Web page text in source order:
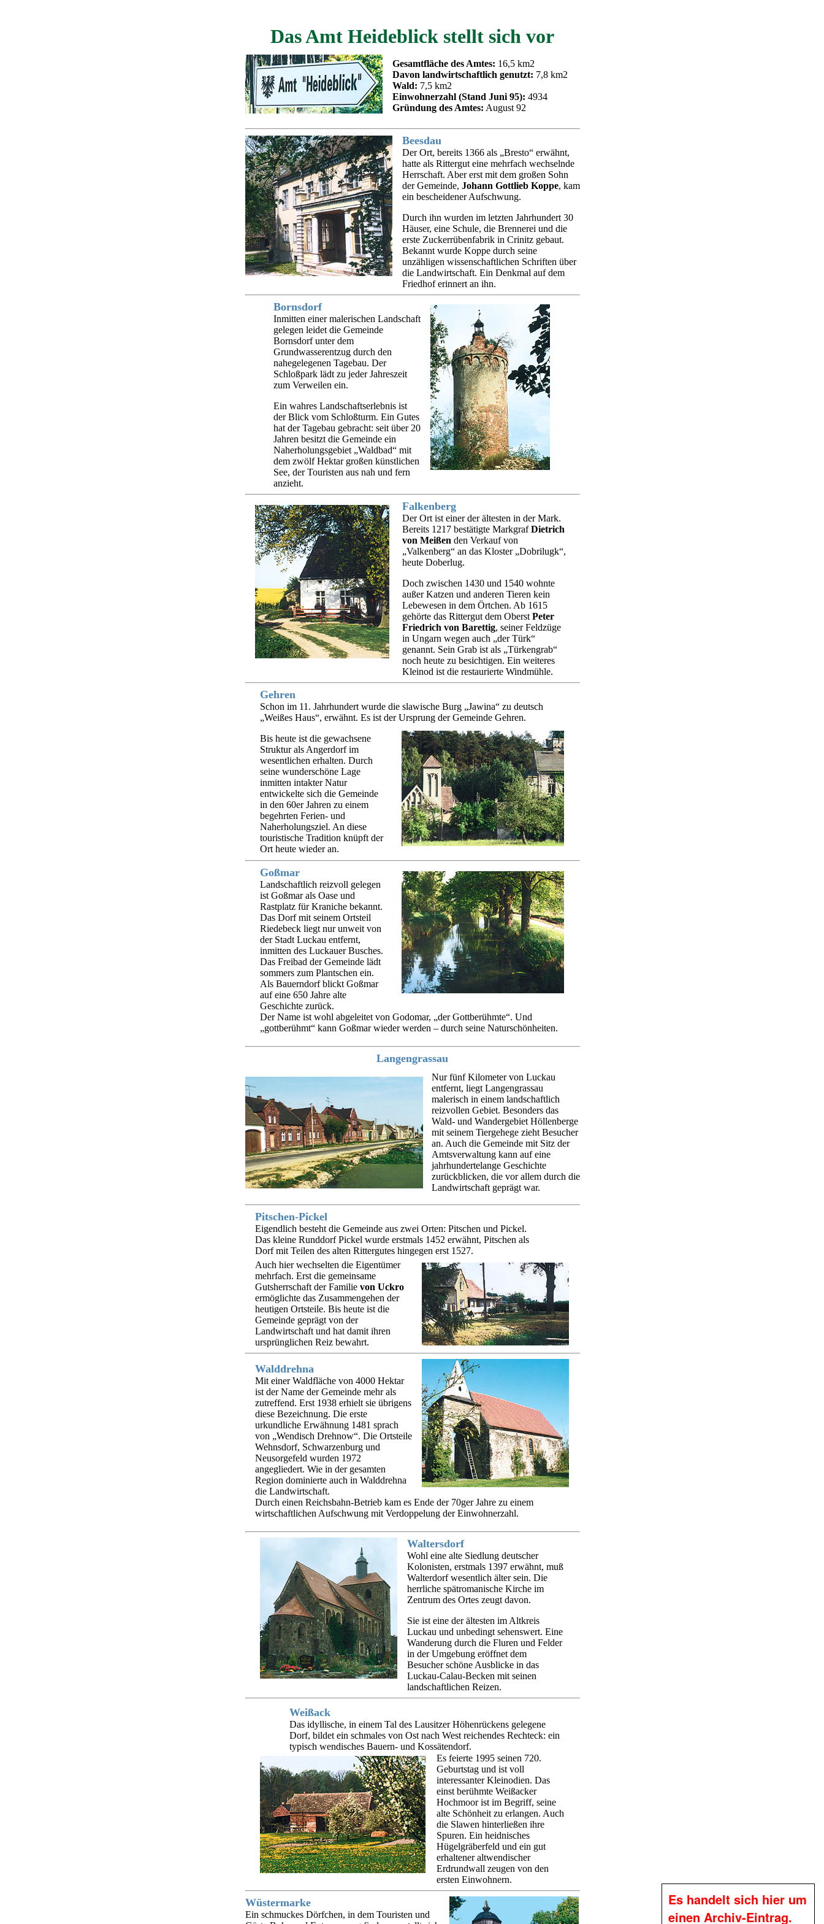
Das Amt Heideblick stellt sich vor
Gesamtfläche des Amtes: 16,5 km2
Davon landwirtschaftlich genutzt: 7,8 km2
Wald: 7,5 km2
Einwohnerzahl (Stand Juni 95): 4934
Gründung des Amtes: August 92
Beesdau
Der Ort, bereits 1366 als „Bresto“ erwähnt,
hatte als Rittergut eine mehrfach wechselnde
Herrschaft. Aber erst mit dem großen Sohn
der Gemeinde, Johann Gottlieb Koppe, kam
ein bescheidener Aufschwung.
Durch ihn wurden im letzten Jahrhundert 30
Häuser, eine Schule, die Brennerei und die
erste Zuckerrübenfabrik in Crinitz gebaut.
Bekannt wurde Koppe durch seine
unzähligen wissenschaftlichen Schriften über
die Landwirtschaft. Ein Denkmal auf dem
Friedhof erinnert an ihn.
Bornsdorf
Inmitten einer malerischen Landschaft
gelegen leidet die Gemeinde
Bornsdorf unter dem
Grundwasserentzug durch den
nahegelegenen Tagebau. Der
Schloßpark lädt zu jeder Jahreszeit
zum Verweilen ein.
Ein wahres Landschaftserlebnis ist
der Blick vom Schloßturm. Ein Gutes
hat der Tagebau gebracht: seit über 20
Jahren besitzt die Gemeinde ein
Naherholungsgebiet „Waldbad“ mit
dem zwölf Hektar großen künstlichen
See, der Touristen aus nah und fern
anzieht.
Falkenberg
Der Ort ist einer der ältesten in der Mark.
Bereits 1217 bestätigte MarkgrafDietrich
von Meißen den Verkauf von
„Valkenberg“ an das Kloster „Dobrilugk“,
heute Doberlug.
Doch zwischen 1430 und 1540 wohnte
außer Katzen und anderen Tieren kein
Lebewesen in dem Örtchen. Ab 1615
gehörte das Rittergut dem Oberst Peter
Friedrich von Barettig, seiner Feldzüge
in Ungarn wegen auch „der Türk“
genannt. Sein Grab ist als „Türkengrab“
noch heute zu besichtigen. Ein weiteres
Kleinod ist die restaurierte Windmühle.
Gehren
Schon im 11. Jahrhundert wurde die slawische Burg „Jawina“ zu deutsch
„Weißes Haus“, erwähnt. Es ist der Ursprung der Gemeinde Gehren.
Bis heute ist die gewachsene
Struktur als Angerdorf im
wesentlichen erhalten. Durch
seine wunderschöne Lage
inmitten intakter Natur
entwickelte sich die Gemeinde
in den 60er Jahren zu einem
begehrten Ferien- und
Naherholungsziel. An diese
touristische Tradition knüpft der
Ort heute wieder an.
Goßmar
Landschaftlich reizvoll gelegen
ist Goßmar als Oase und
Rastplatz für Kraniche bekannt.
Das Dorf mit seinem Ortsteil
Riedebeck liegt nur unweit von
der Stadt Luckau entfernt,
inmitten des Luckauer Busches.
Das Freibad der Gemeinde lädt
sommers zum Plantschen ein.
Als Bauerndorf blickt Goßmar
auf eine 650 Jahre alte
Geschichte zurück.
Der Name ist wohl abgeleitet von Godomar, „der Gottberühmte“. Und
„gottberühmt“ kann Goßmar wieder werden – durch seine Naturschönheiten.
Langengrassau
Nur fünf Kilometer von Luckau
entfernt, liegt Langengrassau
malerisch in einem landschaftlich
reizvollen Gebiet. Besonders das
Wald- und Wandergebiet Höllenberge
mit seinem Tiergehege zieht Besucher
an. Auch die Gemeinde mit Sitz der
Amtsverwaltung kann auf eine
jahrhundertelange Geschichte
zurückblicken, die vor allem durch die
Landwirtschaft geprägt war.
Pitschen-Pickel
Eigendlich besteht die Gemeinde aus zwei Orten: Pitschen und Pickel.
Das kleine Runddorf Pickel wurde erstmals 1452 erwähnt, Pitschen als
Dorf mit Teilen des alten Rittergutes hingegen erst 1527.
Auch hier wechselten die Eigentümer
mehrfach. Erst die gemeinsame
Gutsherrschaft der Familie von Uckro
ermöglichte das Zusammengehen der
heutigen Ortsteile. Bis heute ist die
Gemeinde geprägt von der
Landwirtschaft und hat damit ihren
ursprünglichen Reiz bewahrt.
Walddrehna
Mit einer Waldfläche von 4000 Hektar
ist der Name der Gemeinde mehr als
zutreffend. Erst 1938 erhielt sie übrigens
diese Bezeichnung. Die erste
urkundliche Erwähnung 1481 sprach
von „Wendisch Drehnow“. Die Ortsteile
Wehnsdorf, Schwarzenburg und
Neusorgefeld wurden 1972
angegliedert. Wie in der gesamten
Region dominierte auch in Walddrehna
die Landwirtschaft.
Durch einen Reichsbahn-Betrieb kam es Ende der 70ger Jahre zu einem
wirtschaftlichen Aufschwung mit Verdoppelung der Einwohnerzahl.
Waltersdorf
Wohl eine alte Siedlung deutscher
Kolonisten, erstmals 1397 erwähnt, muß
Walterdorf wesentlich älter sein. Die
herrliche spätromanische Kirche im
Zentrum des Ortes zeugt davon.
Sie ist eine der ältesten im Altkreis
Luckau und unbedingt sehenswert. Eine
Wanderung durch die Fluren und Felder
in der Umgebung eröffnet dem
Besucher schöne Ausblicke in das
Luckau-Calau-Becken mit seinen
landschaftlichen Reizen.
Weißack
Das idyllische, in einem Tal des Lausitzer Höhenrückens gelegene
Dorf, bildet ein schmales von Ost nach West reichendes Rechteck: ein
typisch wendisches Bauern- und Kossätendorf.
Es feierte 1995 seinen 720.
Geburtstag und ist voll
interessanter Kleinodien. Das
einst berühmte Weißacker
Hochmoor ist im Begriff, seine
alte Schönheit zu erlangen. Auch
die Slawen hinterließen ihre
Spuren. Ein heidnisches
Hügelgräberfeld und ein gut
erhaltener altwendischer
Erdrundwall zeugen von den
ersten Einwohnern.
Wüstermarke
Ein schmuckes Dörfchen, in dem Touristen und
Es handelt sich hier um
einen Archiv-Eintrag.